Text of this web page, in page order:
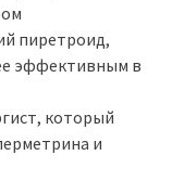
пиретроид,
эффективным в
который
и